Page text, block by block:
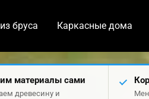
бруса Каркасные дома
материалы сами
древесину и